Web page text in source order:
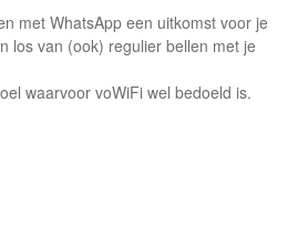
met WhatsApp een uitkomst voor je
los van (ook) regulier bellen met je
waarvoor voWiFi wel bedoeld is.